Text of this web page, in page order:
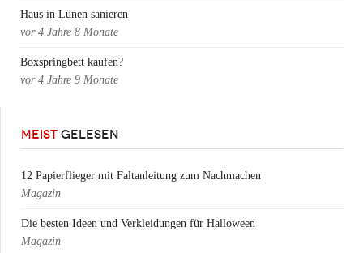
Haus in Lünen sanieren
vor 4 Jahre 8 Monate
Boxspringbett kaufen?
vor 4 Jahre 9 Monate
MEIST GELESEN
12 Papierflieger mit Faltanleitung zum Nachmachen
Magazin
Die besten Ideen und Verkleidungen für Halloween
Magazin